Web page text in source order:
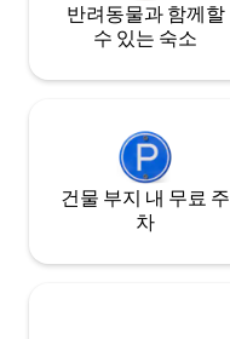
반려동물과 함께할
수 있는 숙소
건물 부지 내 무료 주
차